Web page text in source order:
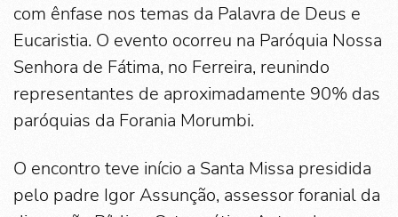
com ênfase nos temas da Palavra de Deus e
Eucaristia. O evento ocorreu na Paróquia Nossa
Senhora de Fátima, no Ferreira, reunindo
representantes de aproximadamente 90% das
paróquias da Forania Morumbi.
O encontro teve início a Santa Missa presidida
pelo padre Igor Assunção, assessor foranial da